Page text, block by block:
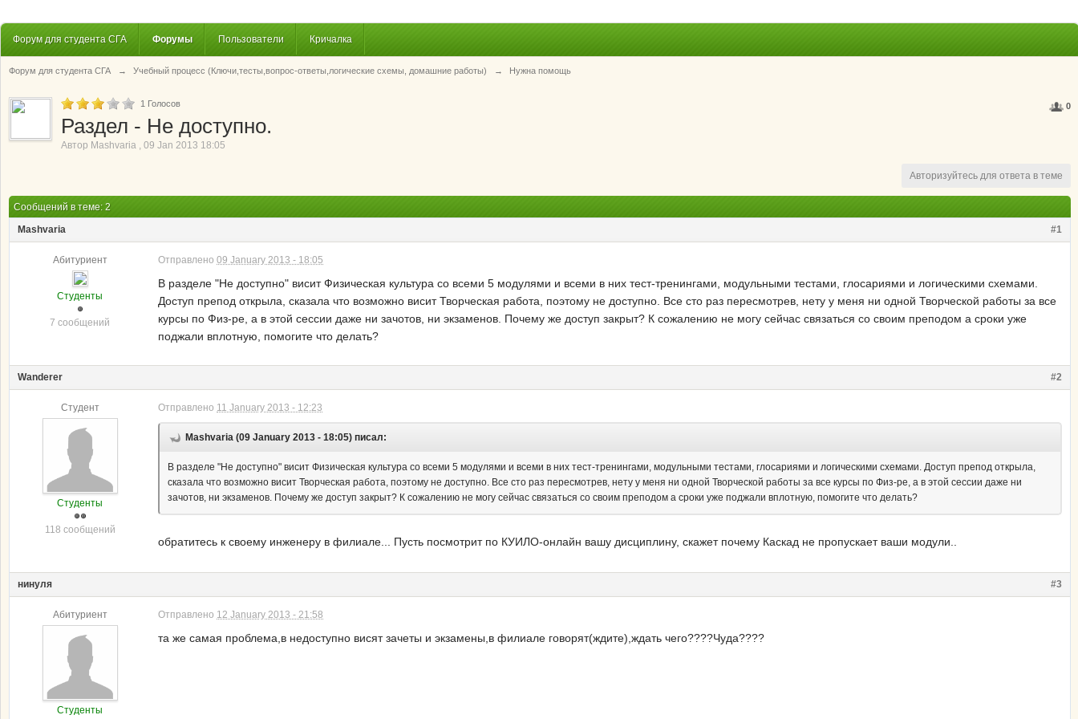
Форум для студента СГА Форумы Пользователи Кричалка
Форум для студента СГА → Учебный процесс (Ключи,тесты,вопрос-ответы,логические схемы, домашние работы) → Нужна помощь
0
1 Голосов
Раздел - Не доступно.
Автор Mashvaria , 09 Jan 2013 18:05
Авторизуйтесь для ответа в теме
Сообщений в теме: 2
#1
Mashvaria
Абитуриент
Студенты
7 сообщений
Отправлено 09 January 2013 - 18:05
В разделе "Не доступно" висит Физическая культура со всеми 5 модулями и всеми в них тест-тренингами, модульными тестами, глосариями и логическими схемами.
Доступ препод открыла, сказала что возможно висит Творческая работа, поэтому не доступно. Все сто раз пересмотрев, нету у меня ни одной Творческой работы за все
курсы по Физ-ре, а в этой сессии даже ни зачотов, ни экзаменов. Почему же доступ закрыт? К сожалению не могу сейчас связаться со своим преподом а сроки уже
поджали вплотную, помогите что делать?
#2
Wanderer
Студент
Студенты
118 сообщений
Отправлено 11 January 2013 - 12:23
Mashvaria (09 January 2013 - 18:05) писал:
В разделе "Не доступно" висит Физическая культура со всеми 5 модулями и всеми в них тест-тренингами, модульными тестами, глосариями и логическими схемами. Доступ препод открыла,
сказала что возможно висит Творческая работа, поэтому не доступно. Все сто раз пересмотрев, нету у меня ни одной Творческой работы за все курсы по Физ-ре, а в этой сессии даже ни
зачотов, ни экзаменов. Почему же доступ закрыт? К сожалению не могу сейчас связаться со своим преподом а сроки уже поджали вплотную, помогите что делать?
обратитесь к своему инженеру в филиале... Пусть посмотрит по КУИЛО-онлайн вашу дисциплину, скажет почему Каскад не пропускает ваши модули..
#3
нинуля
Абитуриент
Студенты
Отправлено 12 January 2013 - 21:58
та же самая проблема,в недоступно висят зачеты и экзамены,в филиале говорят(ждите),ждать чего????Чуда????